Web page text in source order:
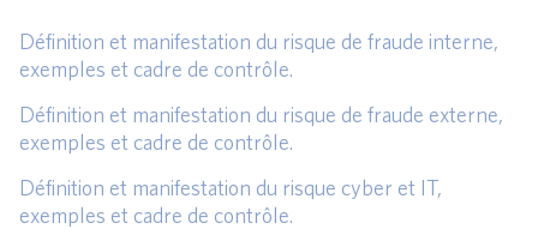
Définition et manifestation du risque de fraude interne,
exemples et cadre de contrôle.
Définition et manifestation du risque de fraude externe,
exemples et cadre de contrôle.
Définition et manifestation du risque cyber et IT,
exemples et cadre de contrôle.